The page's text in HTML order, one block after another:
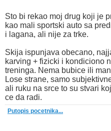
Sto bi rekao moj drug koji je
kao mali sportski auto sa
i lagana, ali nije za trke.
Skija ispunjava obecano,
karving + fizicki i kondiciono
treninga. Nema bubice ili
Lose strane, samo
ali ruku na srce to su stvari
ce da radi.
Putopis pocetnika...